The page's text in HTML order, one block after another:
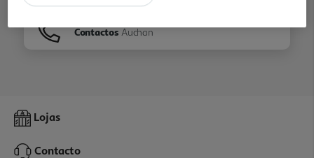
Contactos Auchan
Lojas
Contacto